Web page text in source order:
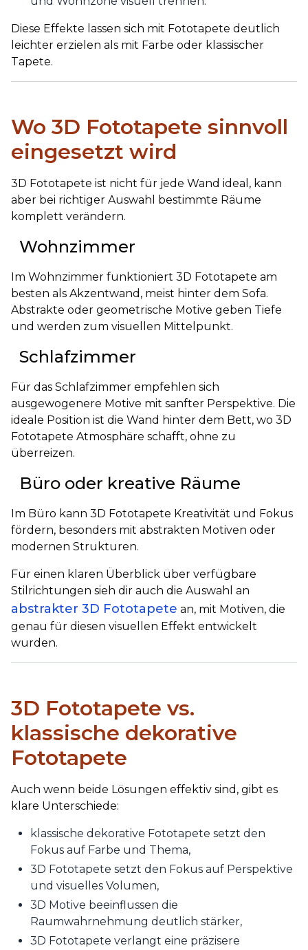
Diese Effekte lassen sich mit Fototapete deutlich
leichter erzielen als mit Farbe oder klassischer
Tapete.
Wo 3D Fototapete sinnvoll
eingesetzt wird
3D Fototapete ist nicht für jede Wand ideal, kann
aber bei richtiger Auswahl bestimmte Räume
komplett verändern.
Wohnzimmer
Im Wohnzimmer funktioniert 3D Fototapete am
besten als Akzentwand, meist hinter dem Sofa.
Abstrakte oder geometrische Motive geben Tiefe
und werden zum visuellen Mittelpunkt.
Schlafzimmer
Für das Schlafzimmer empfehlen sich
ausgewogenere Motive mit sanfter Perspektive. Die
ideale Position ist die Wand hinter dem Bett, wo 3D
Fototapete Atmosphäre schafft, ohne zu
überreizen.
Büro oder kreative Räume
Im Büro kann 3D Fototapete Kreativität und Fokus
fördern, besonders mit abstrakten Motiven oder
modernen Strukturen.
Für einen klaren Überblick über verfügbare
Stilrichtungen sieh dir auch die Auswahl an
abstrakter 3D Fototapete an, mit Motiven, die
genau für diesen visuellen Effekt entwickelt
wurden.
3D Fototapete vs.
klassische dekorative
Fototapete
Auch wenn beide Lösungen effektiv sind, gibt es
klare Unterschiede:
klassische dekorative Fototapete setzt den
Fokus auf Farbe und Thema,
3D Fototapete setzt den Fokus auf Perspektive
und visuelles Volumen,
3D Motive beeinflussen die
Raumwahrnehmung deutlich stärker,
3D Fototapete verlangt eine präzisere